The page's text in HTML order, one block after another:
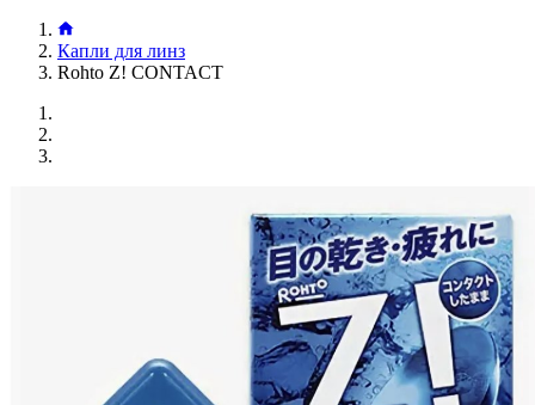
Капли для линз
Rohto Z! CONTACT